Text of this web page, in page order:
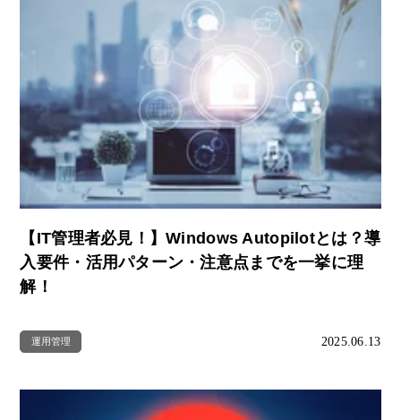
【IT管理者必見！】Windows Autopilotとは？導
入要件・活用パターン・注意点までを一挙に理
解！
運用管理 2025.06.13